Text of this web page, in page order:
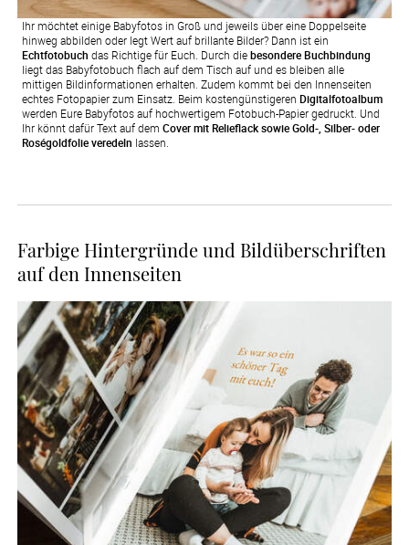
Ihr möchtet einige Babyfotos in Groß und jeweils über eine Doppelseite
hinweg abbilden oder legt Wert auf brillante Bilder? Dann ist ein
Echtfotobuch das Richtige für Euch. Durch diebesondere Buchbindung
liegt das Babyfotobuch flach auf dem Tisch auf und es bleiben alle
mittigen Bildinformationen erhalten. Zudem kommt bei den Innenseiten
echtes Fotopapier zum Einsatz. Beim kostengünstigeren Digitalfotoalbum
werden Eure Babyfotos auf hochwertigem Fotobuch-Papier gedruckt. Und
Ihr könnt dafür Text auf dem Cover mit Relieflack sowie Gold-, Silber- oder
Roségoldfolie veredeln lassen.
Farbige Hintergründe und Bildüberschriften
auf den Innenseiten